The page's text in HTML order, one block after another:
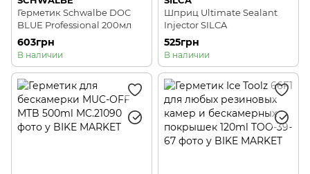
Герметик Schwalbe DOC
BLUE Professional 200мл
603грн
В наличии
Шприц Ultimate Sealant
Injector SILCA
525грн
В наличии